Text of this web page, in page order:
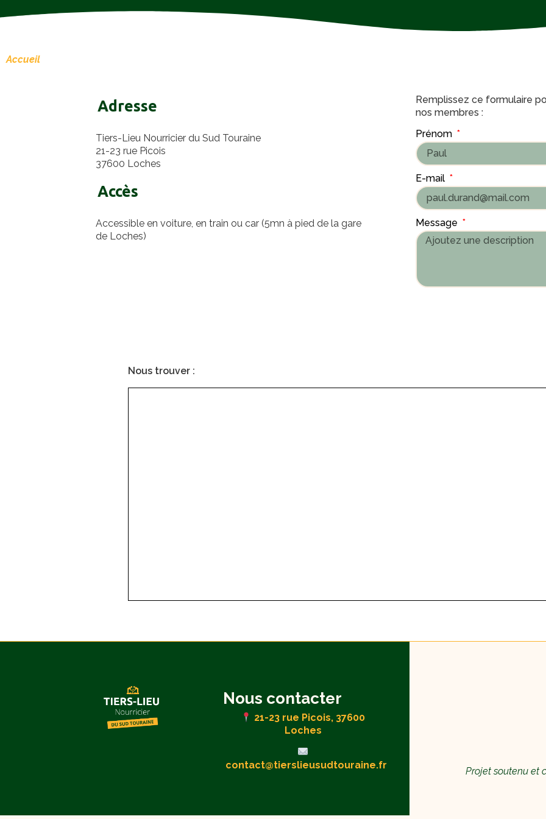
Accueil
Adresse
Tiers-Lieu Nourricier du Sud Touraine
21-23 rue Picois
37600 Loches
Accès
Accessible en voiture, en train ou car (5mn à pied de la gare
de Loches)
Remplissez ce formulaire
nos membres :
Prénom
E-mail
Message
Nous trouver :
Nous contacter
21-23 rue Picois, 37600
Loches
contact@tierslieusudtouraine.fr
Projet soutenu et